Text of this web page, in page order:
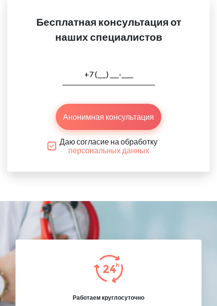
Бесплатная консультация от
наших специалистов
Анонимная консультация
Даю согласие на обработку
персональных данных
Работаем круглосуточно